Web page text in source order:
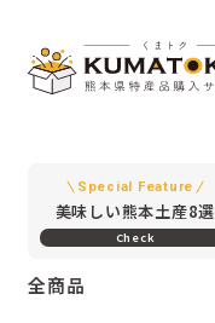
Special Feature
美味しい熊本土産8選
全商品